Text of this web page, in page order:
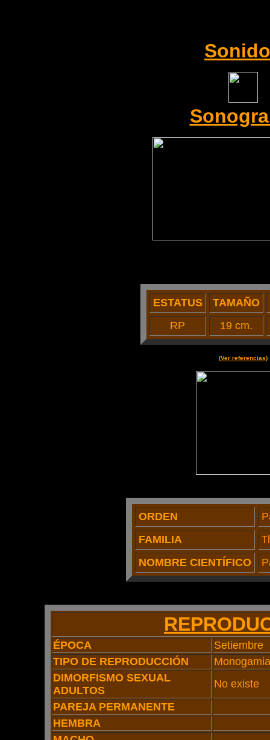
ESTATUS TAMAÑO
RP
19 cm.
(Ver referencias)
ORDEN
FAMILIA
T
NOMBRE CIENTÍFICO
ÉPOCA
Setiembre
TIPO DE REPRODUCCIÓN
Monogamia
DIMORFISMO SEXUAL
ADULTOS
No existe
PAREJA PERMANENTE
HEMBRA